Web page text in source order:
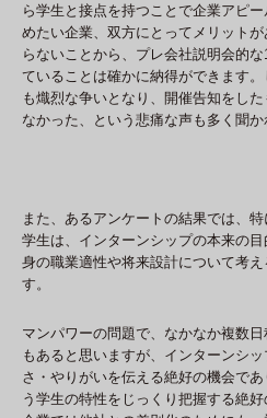
ら学生と接点を持つことで企業アピ
めたい企業、双方にとってメリット
らないことから、プレ会社説明会的
ていることは確かに納得ができます
も熾烈な争いとなり、開催告知をし
なかった、という悲痛な声も多く聞か
また、あるアンケートの結果では、
学生は、インターンシップの本来の
身の職業適性や将来設計について考
す。
マンパワーの問題で、なかなか複数
もあると思いますが、インターンシ
さ・やりがいを伝える絶好の機会で
う学生の特性をじっくり把握する絶